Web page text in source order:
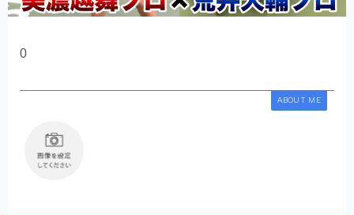
0
ABOUT ME